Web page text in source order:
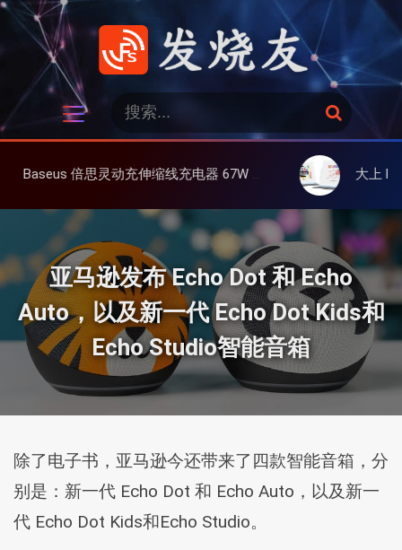
跳
发烧友
：
搜
索
线充电器 67W 3C，超耐用可伸缩线、氮化镓、3C多设备同时充 大上 Paperlike 13K 彩屏版显
亚马逊发布 Echo Dot 和 Echo
Auto，以及新一代 Echo Dot Kids和
Echo Studio智能音箱
除了电子书，亚马逊今还带来了四款智能音箱，分
别是：新一代 Echo Dot 和 Echo Auto，以及新一
代 Echo Dot Kids和Echo Studio。